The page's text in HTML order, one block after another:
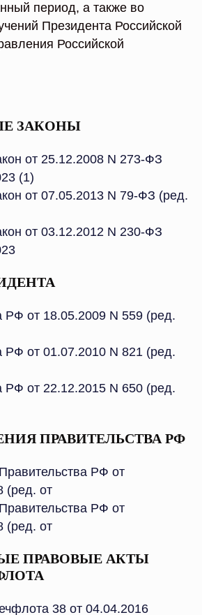
период, а также во
Президента Российской
Российской
ЗАКОНЫ
от 25.12.2008 N 273-ФЗ
(1)
от 07.05.2013 N 79-ФЗ (ред.
от 03.12.2012 N 230-ФЗ
РФ от 18.05.2009 N 559 (ред.
РФ от 01.07.2010 N 821 (ред.
РФ от 22.12.2015 N 650 (ред.
ПРАВИТЕЛЬСТВА РФ
РФ от
(ред. от
РФ от
(ред. от
ПРАВОВЫЕ АКТЫ
38 от 04.04.2016